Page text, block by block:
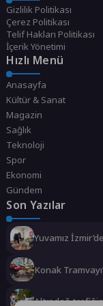
Gizlilik Politikası
Çerez Politikası
Telif Hakları Politikası
İçerik Yönetimi
Hızlı Menü
Anasayfa
Kültür & Sanat
Magazin
Sağlık
Teknoloji
Spor
Ekonomi
Gündem
Son Yazılar
Yuvamız
Konak
Altındağ